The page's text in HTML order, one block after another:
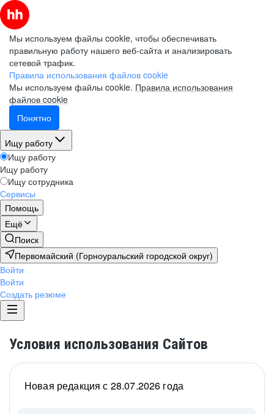
Мы используем файлы cookie, чтобы обеспечивать
правильную работу нашего веб-сайта и анализировать
сетевой трафик.
Правила использования файлов cookie
Мы используем файлы cookie. Правила использования
файлов cookie
Понятно
Ищу работу
Ищу работу
Ищу работу
Ищу сотрудника
Сервисы
Помощь
Ещё
Поиск
Первомайский (Горноуральский городской округ)
Войти
Войти
Создать резюме
Условия использования Сайтов
Новая редакция с 28.07.2026 года